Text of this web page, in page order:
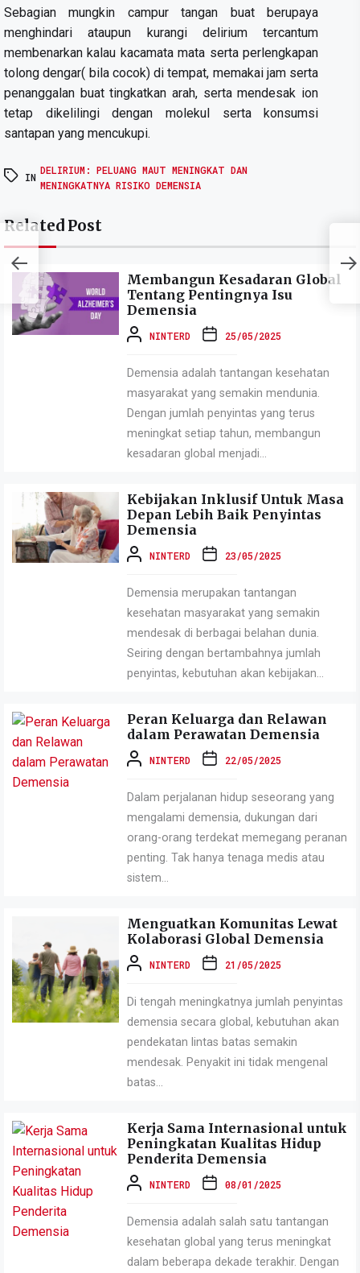
Sebagian mungkin campur tangan buat berupaya
menghindari ataupun kurangi delirium tercantum
membenarkan kalau kacamata mata serta perlengkapan
tolong dengar( bila cocok) di tempat, memakai jam serta
penanggalan buat tingkatkan arah, serta mendesak ion
tetap dikelilingi dengan molekul serta konsumsi
santapan yang mencukupi.
IN
DELIRIUM: PELUANG MAUT MENINGKAT DAN
MENINGKATNYA RISIKO DEMENSIA
Related Post
Membangun Kesadaran Global
Tentang Pentingnya Isu
Demensia
NINTERD 25/05/2025
Demensia adalah tantangan kesehatan
masyarakat yang semakin mendunia.
Dengan jumlah penyintas yang terus
meningkat setiap tahun, membangun
kesadaran global menjadi...
Kebijakan Inklusif Untuk Masa
Depan Lebih Baik Penyintas
Demensia
NINTERD 23/05/2025
Demensia merupakan tantangan
kesehatan masyarakat yang semakin
mendesak di berbagai belahan dunia.
Seiring dengan bertambahnya jumlah
penyintas, kebutuhan akan kebijakan...
Peran Keluarga dan Relawan
dalam Perawatan Demensia
NINTERD 22/05/2025
Dalam perjalanan hidup seseorang yang
mengalami demensia, dukungan dari
orang-orang terdekat memegang peranan
penting. Tak hanya tenaga medis atau
sistem...
Menguatkan Komunitas Lewat
Kolaborasi Global Demensia
NINTERD 21/05/2025
Di tengah meningkatnya jumlah penyintas
demensia secara global, kebutuhan akan
pendekatan lintas batas semakin
mendesak. Penyakit ini tidak mengenal
batas...
Kerja Sama Internasional untuk
Peningkatan Kualitas Hidup
Penderita Demensia
NINTERD 08/01/2025
Demensia adalah salah satu tantangan
kesehatan global yang terus meningkat
dalam beberapa dekade terakhir. Dengan